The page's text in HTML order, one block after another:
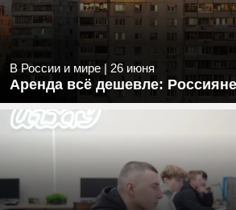
В России и мире | 26 июня
Аренда всё дешевле: